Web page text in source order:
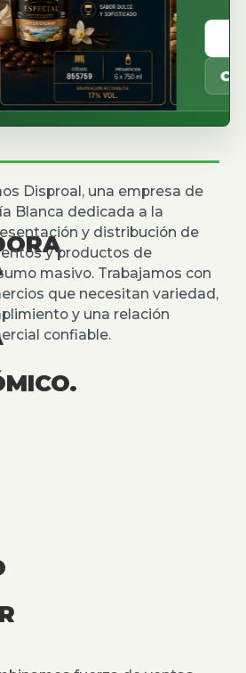
VER
Disproal, una empresa de
Blanca dedicada a la
y distribución de
y productos de
masivo. Trabajamos con
que necesitan variedad,
y una relación
confiable.